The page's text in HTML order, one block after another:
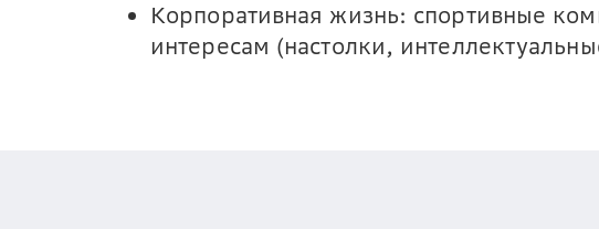
Корпоративная жизнь: спортивные
интересам (настолки,